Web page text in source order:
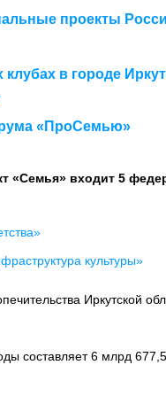
проекты
в городе
«ПроСемью»
«Семья» входит 5
культуры»
Иркутской
составляет 6 млрд